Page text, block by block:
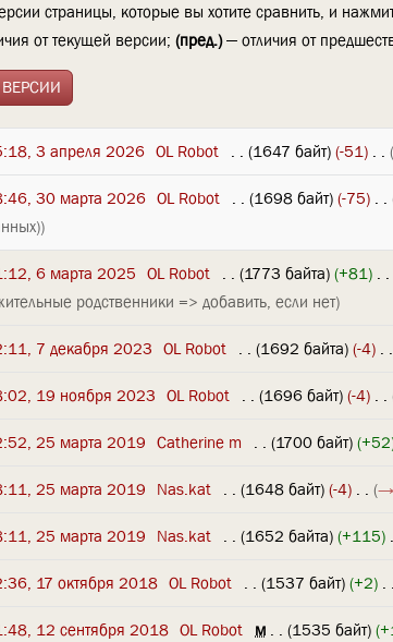
страницы, которые вы хотите сравнить, и
от текущей версии; (пред.)— отличия от
3 апреля 2026 OL Robot . . (1647 байт) (-51) . .
30 марта 2026 OL Robot . . (1698 байт) (-75) . .
6 марта 2025 OL Robot . . (1773 байта) (+81) . .
родственники => добавить, если нет)
7 декабря 2023 OL Robot . . (1692 байта) (-4) . .
19 ноября 2023 OL Robot . . (1696 байт) (-4) . .
25 марта 2019 Catherine m . . (1700 байт)
25 марта 2019 Nas.kat . . (1648 байт) (-4) . . (→
25 марта 2019 Nas.kat . . (1652 байта) (+115)
17 октября 2018 OL Robot . . (1537 байт) (+2) . .
12 сентября 2018 OL Robot м . . (1535 байт)